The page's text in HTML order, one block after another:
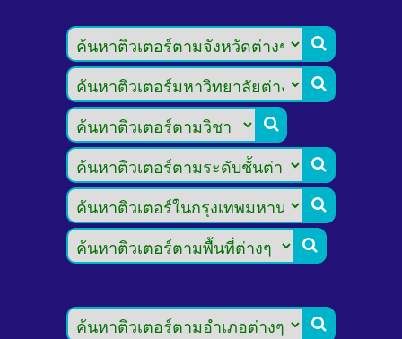






